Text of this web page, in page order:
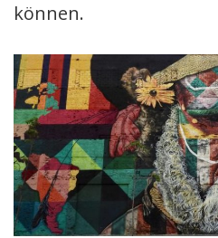
können.